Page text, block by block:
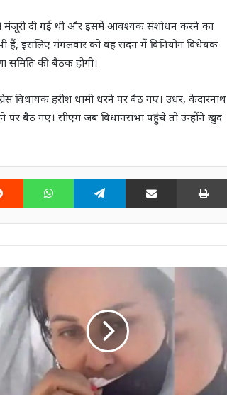
मंजूरी दी गई थी और इसमें आवश्यक संशोधन करने का
भी हैं, इसलिए मंगलवार को वह सदन में विनियोग विधेयक
की बैठक होगी।
विधायक हरीश धामी धरने पर बैठ गए। उधर, केदारनाथ
पर बैठ गए। सीएम जब विधानसभा पहुंचे तो उन्होंने खुद
Reddit WhatsAppTelegram Share via Email